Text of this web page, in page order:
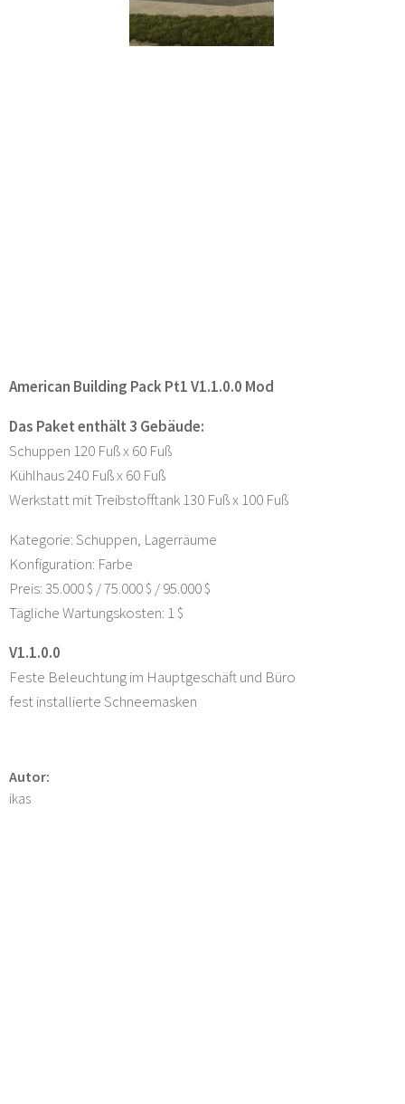
American Building Pack Pt1 V1.1.0.0 Mod
Das Paket enthält 3 Gebäude:
Schuppen 120 Fuß x 60 Fuß
Kühlhaus 240 Fuß x 60 Fuß
Werkstatt mit Treibstofftank 130 Fuß x 100 Fuß
Kategorie: Schuppen, Lagerräume
Konfiguration: Farbe
Preis: 35.000 $ / 75.000 $ / 95.000 $
Tägliche Wartungskosten: 1 $
V1.1.0.0
Feste Beleuchtung im Hauptgeschäft und Büro
fest installierte Schneemasken
Autor:
ikas